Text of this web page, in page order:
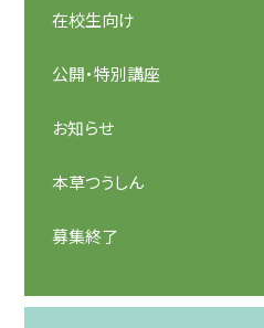
在校生向け
公開・特別講座
お知らせ
本草つうしん
募集終了